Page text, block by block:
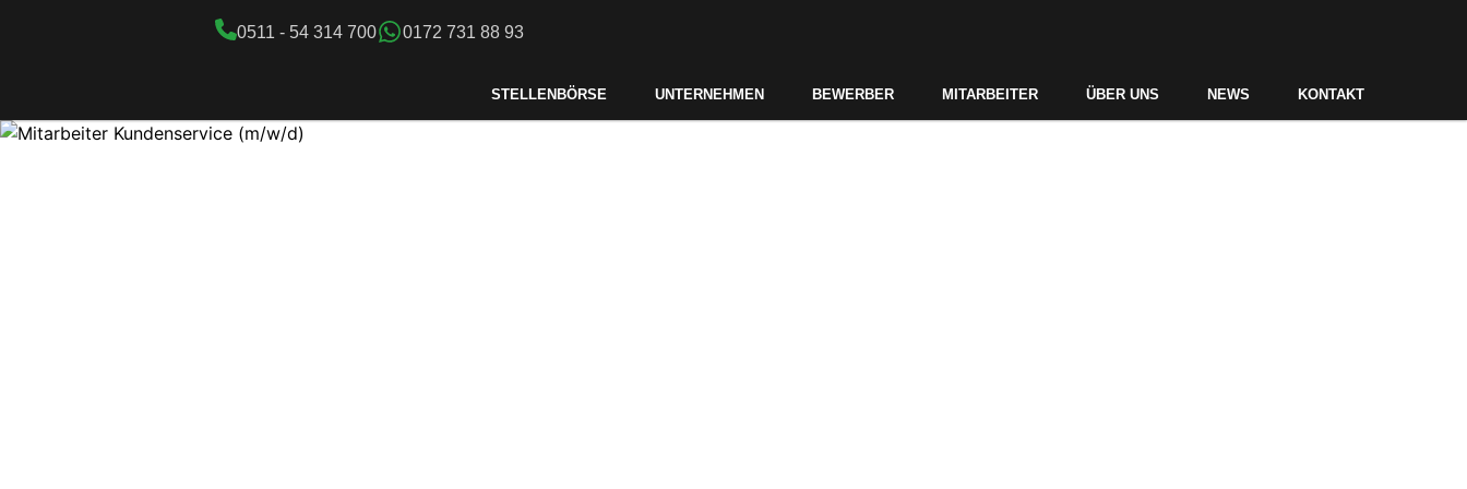
0511 - 54 314 700 0172 731 88 93
STELLENBÖRSE UNTERNEHMEN BEWERBER MITARBEITER ÜBER UNS NEWS KONTAKT